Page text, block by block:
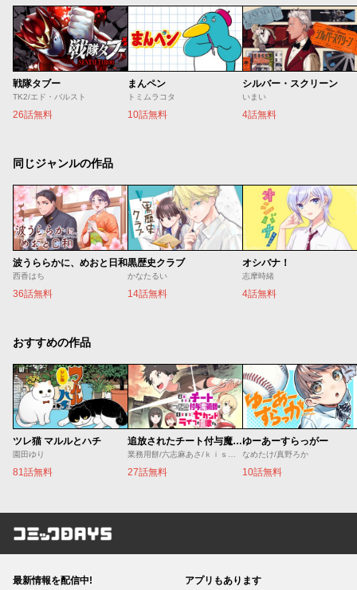
戦隊タブー
TK2/エド・バルスト
26話無料
まんペン
トミムラコタ
10話無料
シルバー・スクリーン
いまい
4話無料
同じジャンルの作品
波うららかに、めおと日和
西香はち
36話無料
黒歴史クラブ
かなたるい
14話無料
オシバナ！
志摩時緒
4話無料
おすすめの作品
ツレ猫 マルルとハチ
園田ゆり
81話無料
追放されたチート付与魔術師は気ままなセカンドライフを謳歌する。 ～俺は武器だけじゃなく、あらゆるものに『強化ポイント』を付与できるし、俺の意思でいつでも効果を解除できるけど、残った人たち大丈夫？～
業務用餅/六志麻あさ/ｋｉｓｕｉ
27話無料
ゆーあーすらっがー
なめたけ/真野ろか
10話無料
コミックDAYS
最新情報を配信中! アプリもあります